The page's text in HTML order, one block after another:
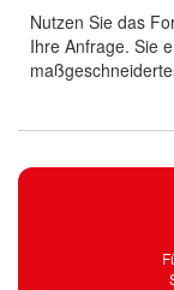
Nutzen Sie das
Ihre Anfrage. Sie